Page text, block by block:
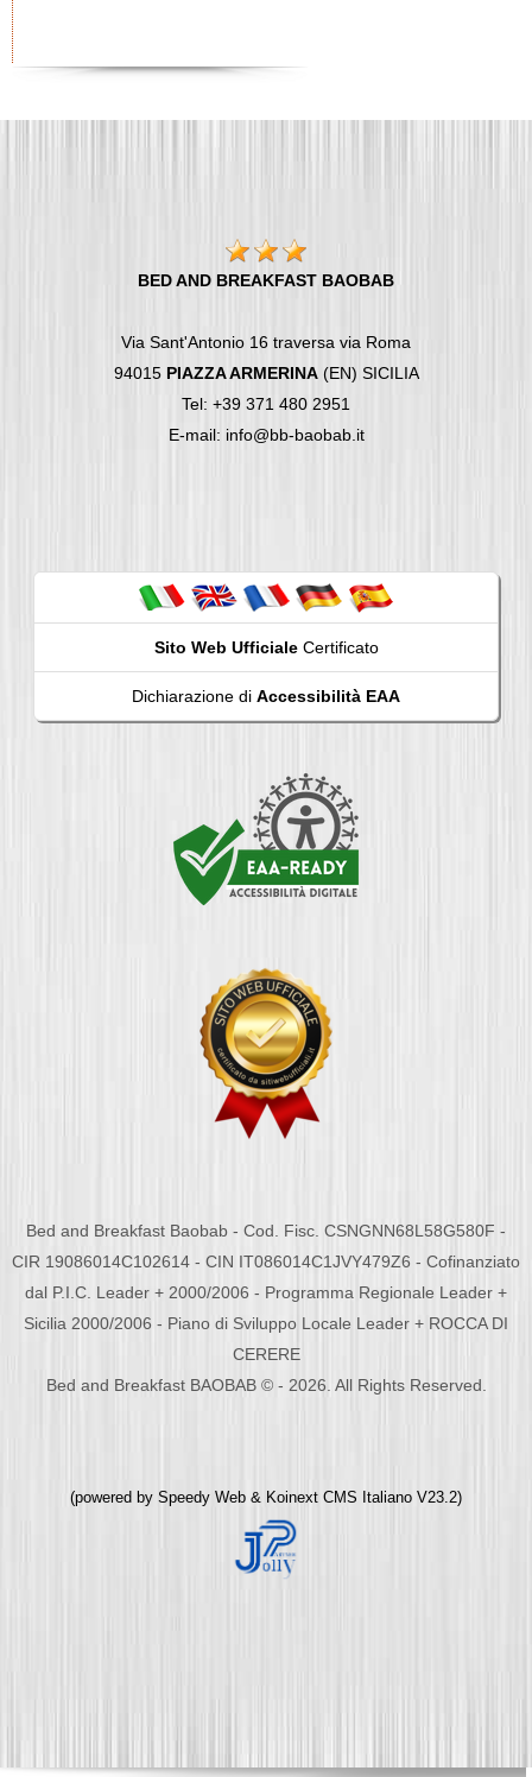
BED AND BREAKFAST BAOBAB
Via Sant'Antonio 16 traversa via Roma
94015 PIAZZA ARMERINA(EN) SICILIA
Tel: +39 371 480 2951
E-mail: info@bb-baobab.it
Sito Web UfficialeCertificato
Dichiarazione di Accessibilità EAA
Bed and Breakfast Baobab - Cod. Fisc. CSNGNN68L58G580F -
CIR 19086014C102614 - CIN IT086014C1JVY479Z6 - Cofinanziato
dal P.I.C. Leader + 2000/2006 - Programma Regionale Leader +
Sicilia 2000/2006 - Piano di Sviluppo Locale Leader + ROCCA DI
CERERE
Bed and Breakfast BAOBAB © - 2026. All Rights Reserved.
(powered by Speedy Web & Koinext CMS Italiano V23.2)